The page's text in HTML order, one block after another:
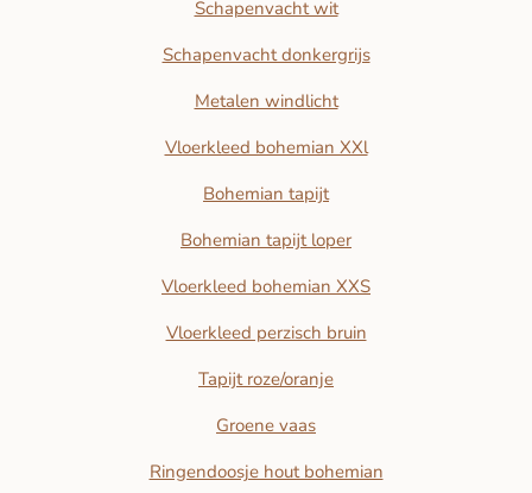
Schapenvacht wit
Schapenvacht donkergrijs
Metalen windlicht
Vloerkleed bohemian XXl
Bohemian tapijt
Bohemian tapijt loper
Vloerkleed bohemian XXS
Vloerkleed perzisch bruin
Tapijt roze/oranje
Groene vaas
Ringendoosje hout bohemian